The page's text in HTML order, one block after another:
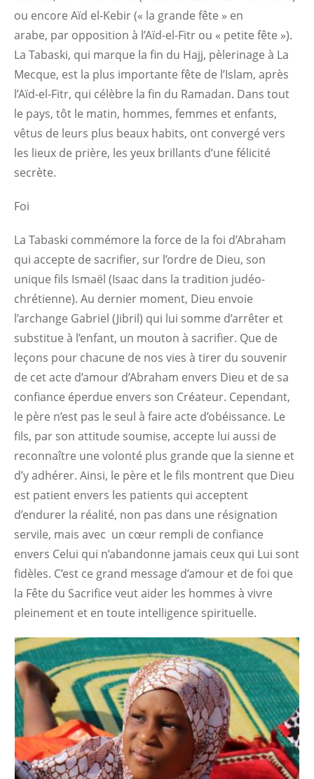
ou encore Aïd el-Kebir (« la grande fête » en
arabe, par opposition à l’Aïd-el-Fitr ou « petite fête »).
La Tabaski, qui marque la fin du Hajj, pèlerinage à La
Mecque, est la plus importante fête de l’Islam, après
l’Aïd-el-Fitr, qui célèbre la fin du Ramadan. Dans tout
le pays, tôt le matin, hommes, femmes et enfants,
vêtus de leurs plus beaux habits, ont convergé vers
les lieux de prière, les yeux brillants d’une félicité
secrète.
Foi
La Tabaski commémore la force de la foi d’Abraham
qui accepte de sacrifier, sur l’ordre de Dieu, son
unique fils Ismaël (Isaac dans la tradition judéo-
chrétienne). Au dernier moment, Dieu envoie
l’archange Gabriel (Jibril) qui lui somme d’arrêter et
substitue à l’enfant, un mouton à sacrifier. Que de
leçons pour chacune de nos vies à tirer du souvenir
de cet acte d’amour d’Abraham envers Dieu et de sa
confiance éperdue envers son Créateur. Cependant,
le père n’est pas le seul à faire acte d’obéissance. Le
fils, par son attitude soumise, accepte lui aussi de
reconnaître une volonté plus grande que la sienne et
d’y adhérer. Ainsi, le père et le fils montrent que Dieu
est patient envers les patients qui acceptent
d’endurer la réalité, non pas dans une résignation
servile, mais avec un cœur rempli de confiance
envers Celui qui n’abandonne jamais ceux qui Lui sont
fidèles. C’est ce grand message d’amour et de foi que
la Fête du Sacrifice veut aider les hommes à vivre
pleinement et en toute intelligence spirituelle.